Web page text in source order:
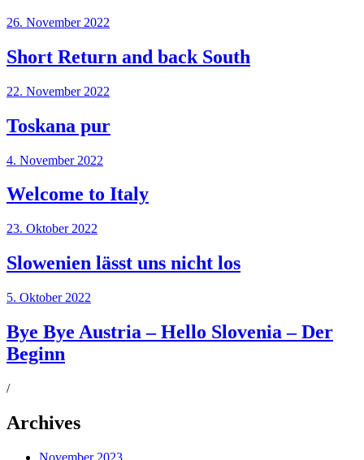
26. November 2022
Short Return and back South
22. November 2022
Toskana pur
4. November 2022
Welcome to Italy
23. Oktober 2022
Slowenien lässt uns nicht los
5. Oktober 2022
Bye Bye Austria – Hello Slovenia – Der
Beginn
/
Archives
November 2023